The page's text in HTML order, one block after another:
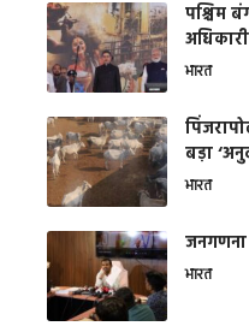
पश्चिम
भारत
बड़ा
भारत
भारत